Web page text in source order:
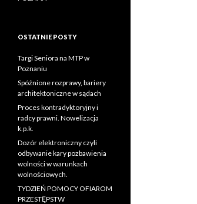
OSTATNIE POSTY
Targi Seniora na MTP w
Poznaniu
Spóźnione rozprawy, bariery
architektoniczne w sądach
Proces kontradyktoryjny i
radcy prawni. Nowelizacja
k.p.k.
Dozór elektroniczny czyli
odbywanie kary pozbawienia
wolności w warunkach
wolnościowych.
TYDZIEŃ POMOCY OFIAROM
PRZESTĘPSTW